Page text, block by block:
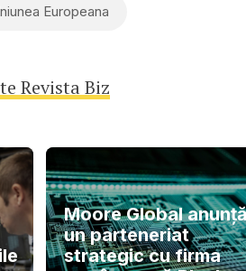
Europeana
Revista Biz
Moore Global
un parteneriat
strategic cu firma